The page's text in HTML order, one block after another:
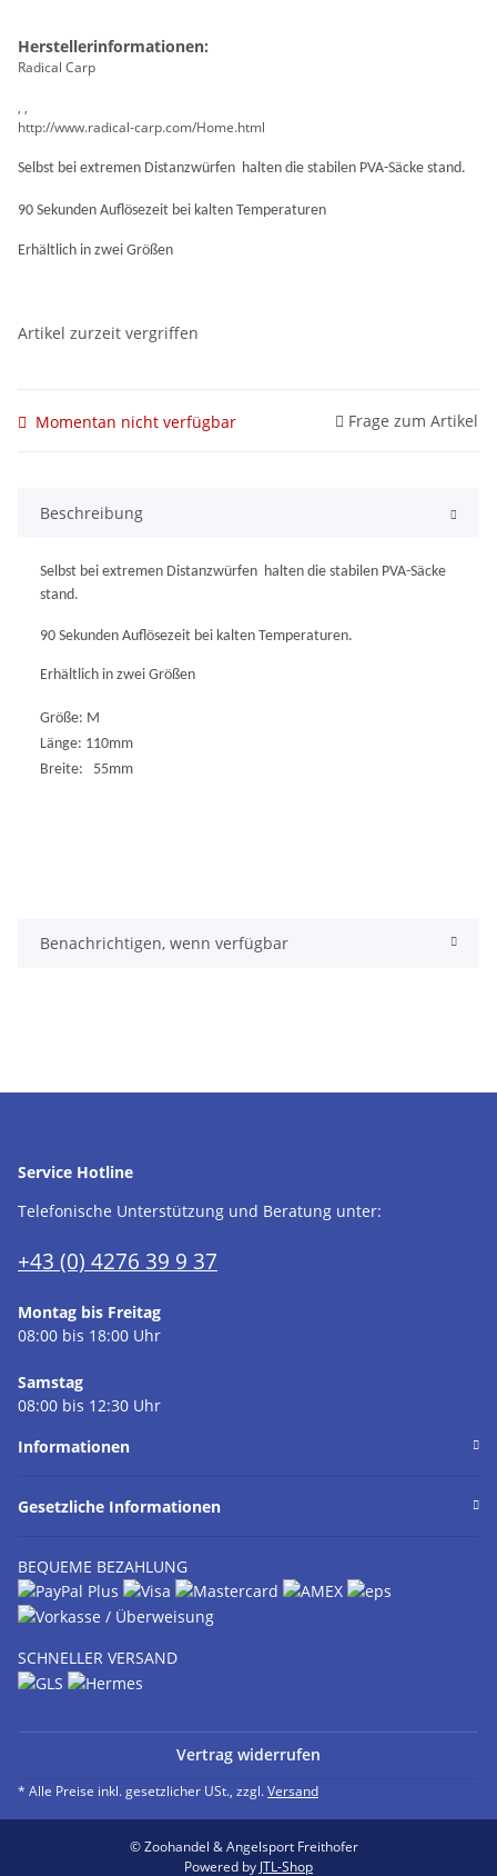
Herstellerinformationen:
Radical Carp
, ,
http://www.radical-carp.com/Home.html
Selbst bei extremen Distanzwürfen halten die stabilen PVA-Säcke stand.
90 Sekunden Auflösezeit bei kalten Temperaturen
Erhältlich in zwei Größen
Artikel zurzeit vergriffen
Momentan nicht verfügbar Frage zum Artikel
Beschreibung
Selbst bei extremen Distanzwürfen halten die stabilen PVA-Säcke
stand.
90 Sekunden Auflösezeit bei kalten Temperaturen.
Erhältlich in zwei Größen
Größe: M
Länge: 110mm
Breite: 55mm
Benachrichtigen, wenn verfügbar
Service Hotline
Telefonische Unterstützung und Beratung unter:
+43 (0) 4276 39 9 37
Montag bis Freitag
08:00 bis 18:00 Uhr
Samstag
08:00 bis 12:30 Uhr
Informationen
Gesetzliche Informationen
BEQUEME BEZAHLUNG
SCHNELLER VERSAND
Vertrag widerrufen
* Alle Preise inkl. gesetzlicher USt., zzgl.Versand
© Zoohandel & Angelsport Freithofer
Powered by JTL-Shop